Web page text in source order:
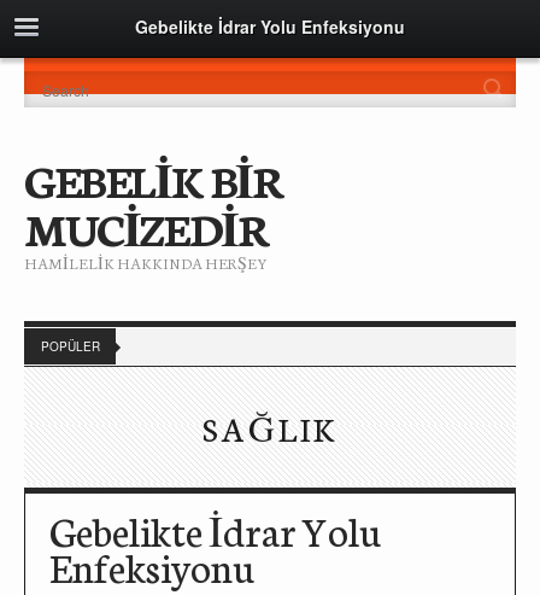
Gebelikte İdrar Yolu Enfeksiyonu
GEBELİK BİR
MUCİZEDİR
HAMİLELİK HAKKINDA HERŞEY
POPÜLER
SAĞLIK
Gebelikte İdrar Yolu
Enfeksiyonu